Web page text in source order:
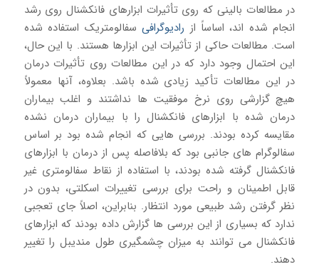
در مطالعات بالینی که روی تأثیرات ابزارهای فانکشنال روی رشد
انجام شده اند، اساساً از رادیوگرافیسفالومتریک استفاده شده
است. مطالعات حاکی از تأثیرات این ابزارها هستند. با این حال،
این احتمال وجود دارد که در این مطالعات روی تأثیرات درمان
در این مطالعات تأکید زیادی شده باشد. بعلاوه، آنها معمولاً
هیچ گزارشی روی نرخ موفقیت ها نداشتند و اغلب بیماران
درمان شده با ابزارهای فانکشنال را با بیماران درمان نشده
مقایسه کرده بودند. بررسی هایی که انجام شده بود بر اساس
سفالوگرام های جانبی بود که بلافاصله پس از درمان با ابزارهای
فانکشنال گرفته شده بودند، با استفاده از نقاط سفالومتری غیر
قابل اطمینان و راحت برای بررسی تغییرات اسکلتی، بدون در
نظر گرفتن رشد طبیعی مورد انتظار. بنابراین، اصلاً جای تعجبی
ندارد که بسیاری از این بررسی ها گزارش داده بودند که ابزارهای
فانکشنال می توانند به میزان چشمگیری طول مندیبل را تغییر
دهند.